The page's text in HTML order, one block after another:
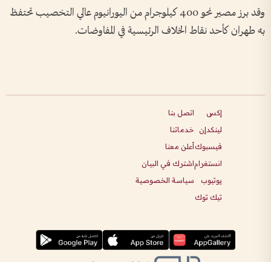
وقد برز مصير نحو 400 كيلوجرام من اليورانيوم عالي التخصيب تحتفظ
به طهران كأحد نقاط الخلاف الرئيسية في المفاوضات.
إكس
لينكدإن
فيسبوك
انستغرام
يوتيوب
تيك توك
اتصل بنا
خدماتنا
أعلن معنا
اشترك في البيان
سياسة الخصوصية